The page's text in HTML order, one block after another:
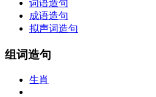
词语造句
成语造句
拟声词造句
组词造句
生肖